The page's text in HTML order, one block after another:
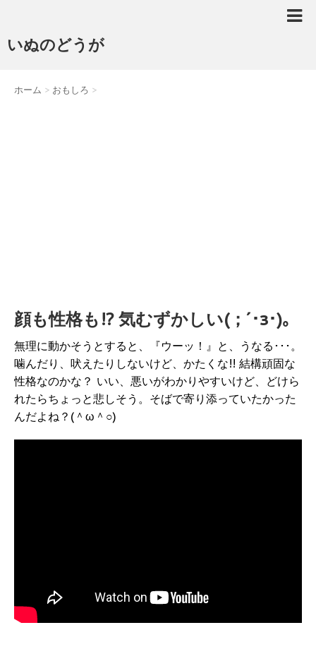
いぬのどうが
ホーム > おもしろ >
顔も性格も!? 気むずかしい(；´･з･)｡
無理に動かそうとすると、『ウーッ！』と、うなる･･･。
噛んだり、吠えたりしないけど、かたくな!! 結構頑固な
性格なのかな？ いい、悪いがわかりやすいけど、どけら
れたらちょっと悲しそう。そばで寄り添っていたかった
んだよね？(＾ω＾○)ゞ